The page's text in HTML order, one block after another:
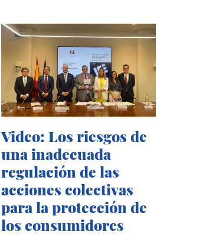
Video: Los riesgos de
una inadecuada
regulación de las
acciones colectivas
para la protección de
los consumidores